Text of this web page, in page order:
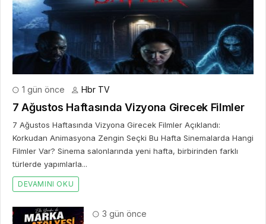
1 gün önce Hbr TV
7 Ağustos Haftasında Vizyona Girecek Filmler
7 Ağustos Haftasında Vizyona Girecek Filmler Açıklandı:
Korkudan Animasyona Zengin Seçki Bu Hafta Sinemalarda Hangi
Filmler Var? Sinema salonlarında yeni hafta, birbirinden farklı
türlerde yapımlarla...
DEVAMINI OKU
3 gün önce